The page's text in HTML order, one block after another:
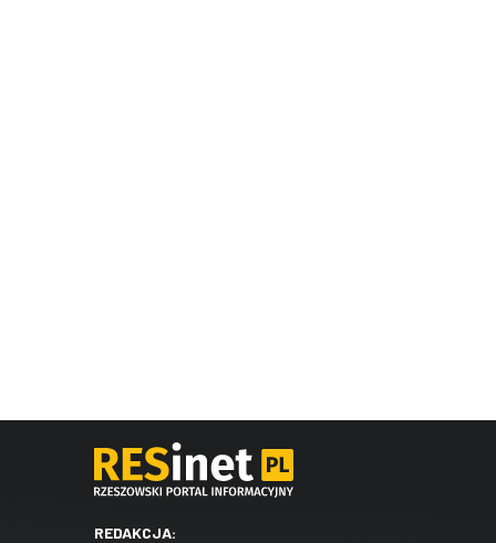
REDAKCJA: